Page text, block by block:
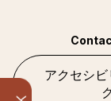
アクセシビ